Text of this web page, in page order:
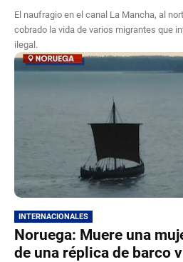
El naufragio en el canal La Mancha, al
cobrado la vida de varios migrantes que
ilegal.
INTERNACIONALES
Noruega: Muere una
de una réplica de barco